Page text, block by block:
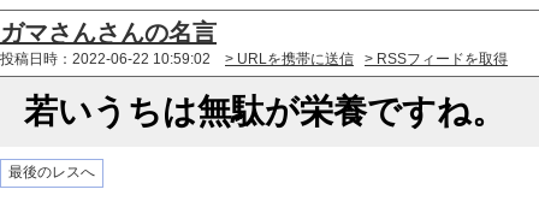
ガマさんさんの名言
投稿日時：2022-06-22 10:59:02 > URLを携帯に送信 > RSSフィードを取得
若いうちは無駄が栄養ですね。
最後のレスへ